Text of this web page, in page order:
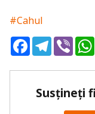
#Cahul
FacebookTelegram
Susțineți